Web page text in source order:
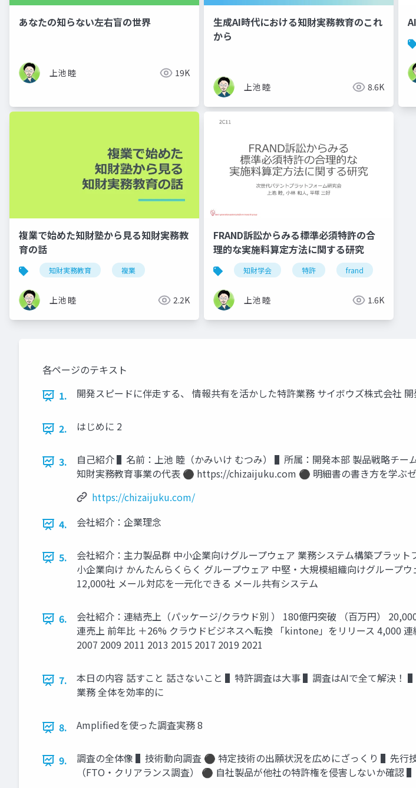
あなたの知らない左右盲の世界
上池 睦 19K
生成AI時代における知財実務教育のこれ
から
上池 睦 8.6K
複業で始めた知財塾から見る知財実務教
育の話
知財実務教育 複業
上池 睦 2.2K
FRAND訴訟からみる標準必須特許の合
理的な実施料算定方法に関する研究
知財学会 特許 frand
上池 睦 1.6K
各ページのテキスト
1.
開発スピードに伴走する、 情報共有を活かした特許業務 サイボウズ株式会社
2. はじめに 2
3.
自己紹介 ▌名前：上池 睦（かみいけ むつみ） ▌所属：開発本部 製品戦略チ
知財実務教育事業の代表 ⚫ https://chizaijuku.com ⚫ 明細書の書き方を学ぶ
https://chizaijuku.com/
4.
会社紹介：企業理念
5.
会社紹介：主力製品群 中小企業向けグループウェア 業務システム構築プラッ
小企業向け かんたんらくらく グループウェア 中堅・大規模組織向けグループ
12,000社 メール対応を一元化できる メール共有システム
6.
会社紹介：連結売上（パッケージ/クラウド別 ） 180億円突破 （百万円）
連売上 前年比 ＋26% クラウドビジネスへ転換 「kintone」をリリース 4,000
2007 2009 2011 2013 2015 2017 2019 2021
7.
本日の内容 話すこと 話さないこと ▌特許調査は大事 ▌調査はAIで全て解決！
業務 全体を効率的に
8. Amplifiedを使った調査実務 8
9.
調査の全体像 ▌技術動向調査 ⚫ 特定技術の出願状況を広めにざっくり ▌先
（FTO・クリアランス調査） ⚫ 自社製品が他社の特許権を侵害しないか確